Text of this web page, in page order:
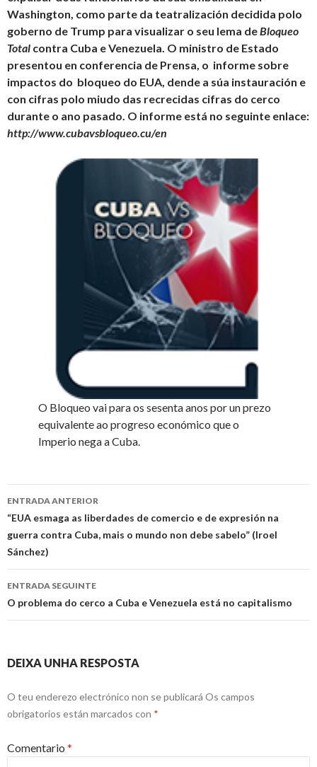
Washington, como parte da teatralización decidida polo
goberno de Trump para visualizar o seu lema deBloqueo
Total contra Cuba e Venezuela. O ministro de Estado
presentou en conferencia de Prensa, o informe sobre
impactos do bloqueo do EUA, dende a súa instauración e
con cifras polo miudo das recrecidas cifras do cerco
durante o ano pasado. O informe está no seguinte enlace:
http://www.cubavsbloqueo.cu/en
O Bloqueo vai para os sesenta anos por un prezo
equivalente ao progreso económico que o
Imperio nega a Cuba.
Ir
a
entrada
ENTRADA ANTERIOR
“EUA esmaga as liberdades de comercio e de expresión na
guerra contra Cuba, mais o mundo non debe sabelo” (Iroel
Sánchez)
ENTRADA SEGUINTE
O problema do cerco a Cuba e Venezuela está no capitalismo
DEIXA UNHA RESPOSTA
O teu enderezo electrónico non se publicará Os campos
obrigatorios están marcados con *
Comentario *